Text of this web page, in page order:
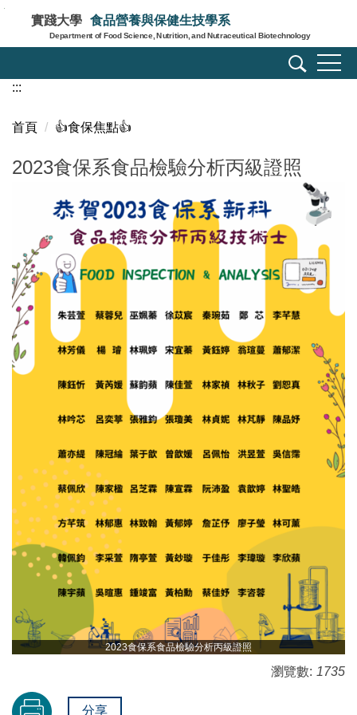
主
內
區
實踐大學 食品營養與保健生技學系
Department of Food Science, Nutrition, and Nutraceutical Biotechnology
:::
首頁 👍️食保焦點👍️
2023食保系食品檢驗分析丙級證照
2023食保系食品檢驗分析丙級證照
瀏覽數: 1735
分享